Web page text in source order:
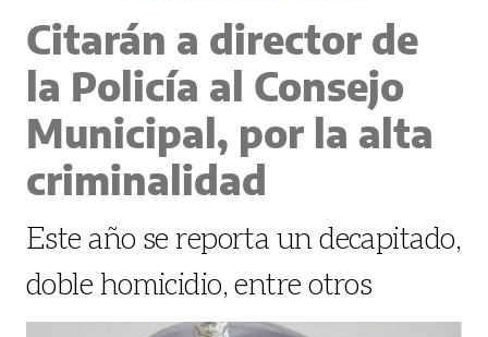
Citarán a director de
la Policía al Consejo
Municipal, por la alta
criminalidad
Este año se reporta un decapitado,
doble homicidio, entre otros